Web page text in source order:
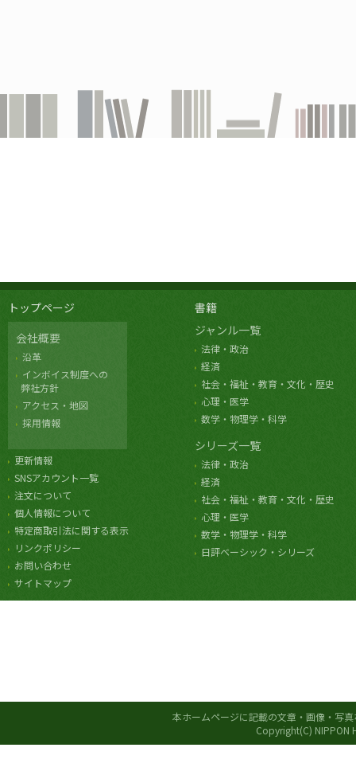
トップページ
会社概要
沿革
インボイス制度への
弊社方針
アクセス・地図
採用情報
更新情報
SNSアカウント一覧
注文について
個人情報について
特定商取引法に関する表示
リンクポリシー
お問い合わせ
サイトマップ
書籍
ジャンル一覧
法律・政治
経済
社会・福祉・教育・文化・歴史
心理・医学
数学・物理学・科学
シリーズ一覧
法律・政治
経済
社会・福祉・教育・文化・歴史
心理・医学
数学・物理学・科学
日評ベーシック・シリーズ
本ホームページに記載の文章・画像・写
Copyright(C) NIPPON